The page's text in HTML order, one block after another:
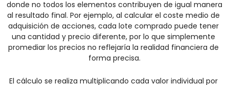
donde no todos los elementos contribuyen de igual manera
al resultado final. Por ejemplo, al calcular el coste medio de
adquisición de acciones, cada lote comprado puede tener
una cantidad y precio diferente, por lo que simplemente
promediar los precios no reflejaría la realidad financiera de
forma precisa.
El cálculo se realiza multiplicando cada valor individual por